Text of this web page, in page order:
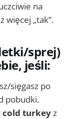
na
więcej „tak”.
sprej)
jeśli:
sięgasz po
pobudki.
cold turkeyz